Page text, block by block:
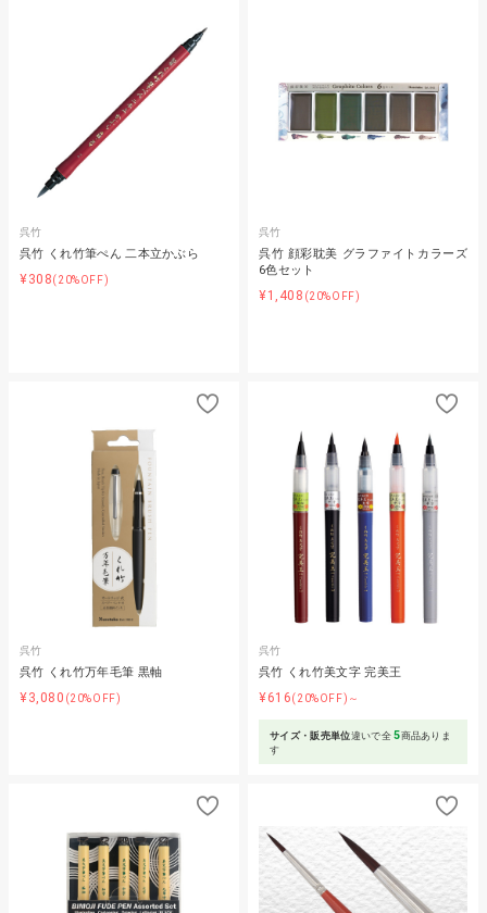
呉竹
呉竹 くれ竹筆ぺん 二本立かぶら
¥308(20%OFF)
呉竹
呉竹 顔彩耽美 グラファイトカラーズ
6色セット
¥1,408 (20%OFF)
呉竹
呉竹 くれ竹万年毛筆 黒軸
¥3,080 (20%OFF)
呉竹
呉竹 くれ竹美文字 完美王
¥616(20%OFF)～
サイズ・販売単位違いで全5商品ありま
す